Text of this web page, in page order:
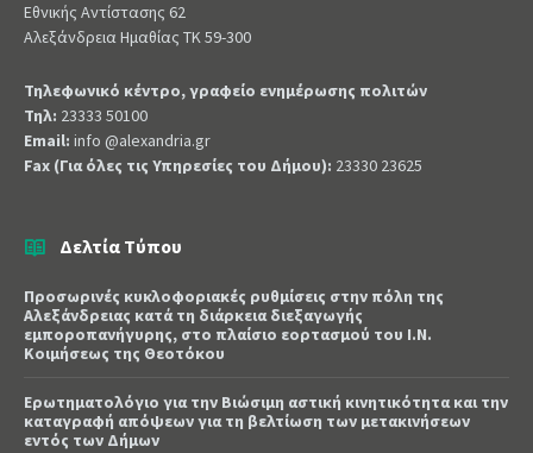
Εθνικής Αντίστασης 62
Αλεξάνδρεια Ημαθίας ΤΚ 59-300
Τηλεφωνικό κέντρο, γραφείο ενημέρωσης πολιτών
Τηλ: 23333 50100
Email: info @alexandria.gr
Fax (Για όλες τις Υπηρεσίες του Δήμου): 23330 23625
Δελτία Τύπου
Προσωρινές κυκλοφοριακές ρυθμίσεις στην πόλη της
Αλεξάνδρειας κατά τη διάρκεια διεξαγωγής
εμποροπανήγυρης, στο πλαίσιο εορτασμού του Ι.Ν.
Κοιμήσεως της Θεοτόκου
Ερωτηματολόγιο για την Βιώσιμη αστική κινητικότητα και την
καταγραφή απόψεων για τη βελτίωση των μετακινήσεων
εντός των Δήμων